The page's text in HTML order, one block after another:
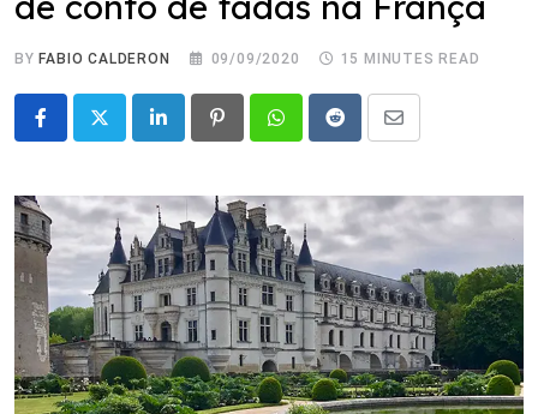
BY FABIO CALDERON 09/09/2020 15 MINUTES READ
LinkedIn PinterestWhatsappRedditShare
Email